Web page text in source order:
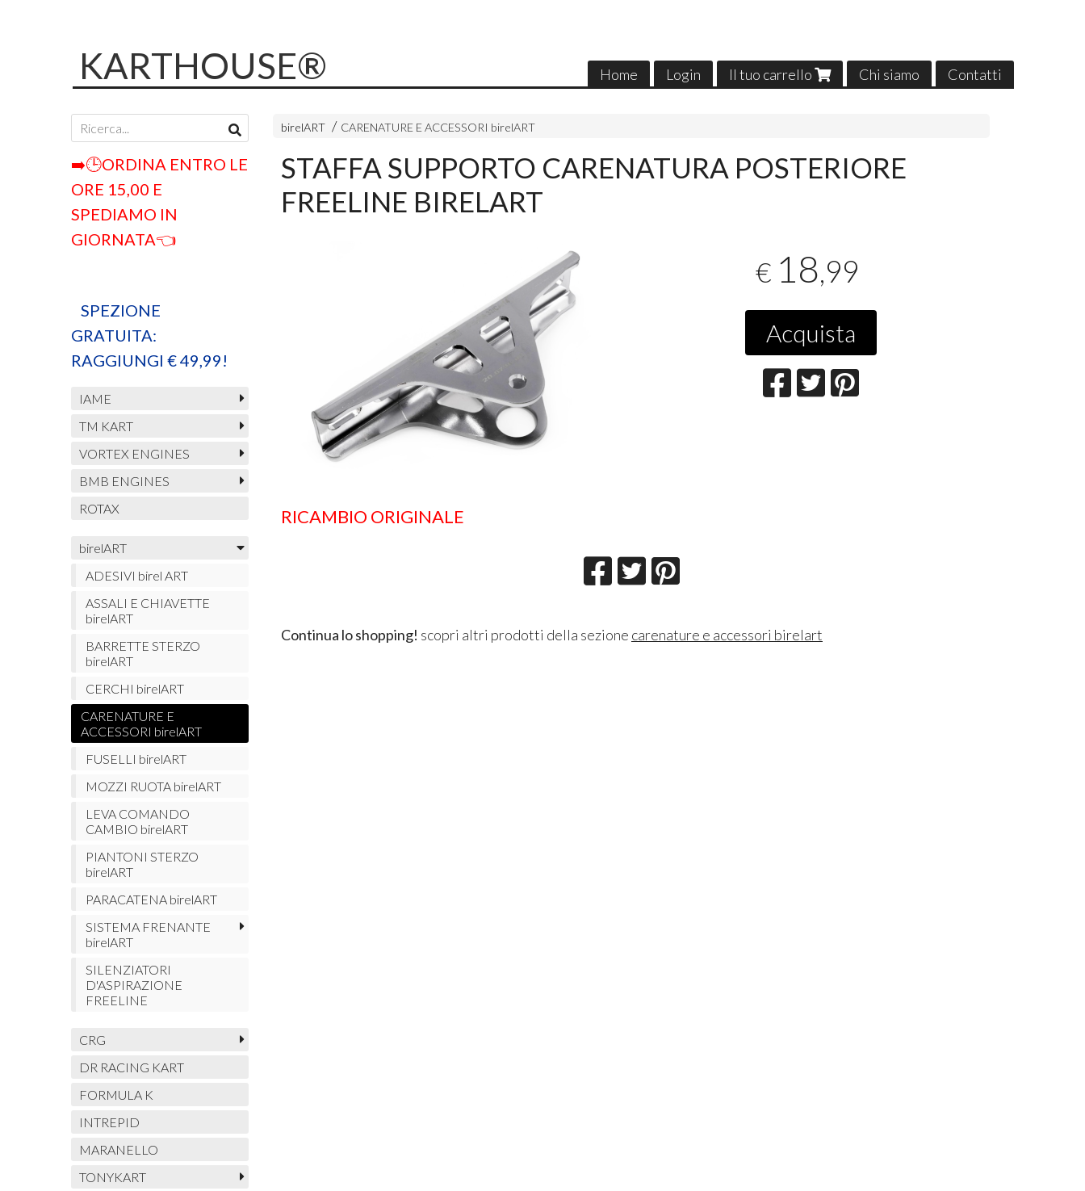
Home Login Il tuo carrello Chi siamo Contatti
KARTHOUSE®
birelART CARENATURE E ACCESSORI birelART
STAFFA SUPPORTO CARENATURA POSTERIORE
FREELINE BIRELART
€ 18,99
Acquista
RICAMBIO ORIGINALE
Continua lo shopping! scopri altri prodotti della sezione carenature e accessori birelart
➡️🕒ORDINA ENTRO LE
ORE 15,00 E
SPEDIAMO IN
GIORNATA👈
SPEZIONE
GRATUITA:
RAGGIUNGI € 49,99!
IAME
TM KART
VORTEX ENGINES
BMB ENGINES
ROTAX
birelART
ADESIVI birel ART
ASSALI E CHIAVETTE
birelART
BARRETTE STERZO
birelART
CERCHI birelART
CARENATURE E
ACCESSORI birelART
FUSELLI birelART
MOZZI RUOTA birelART
LEVA COMANDO
CAMBIO birelART
PIANTONI STERZO
birelART
PARACATENA birelART
SISTEMA FRENANTE
birelART
SILENZIATORI
D'ASPIRAZIONE
FREELINE
CRG
DR RACING KART
FORMULA K
INTREPID
MARANELLO
TONYKART